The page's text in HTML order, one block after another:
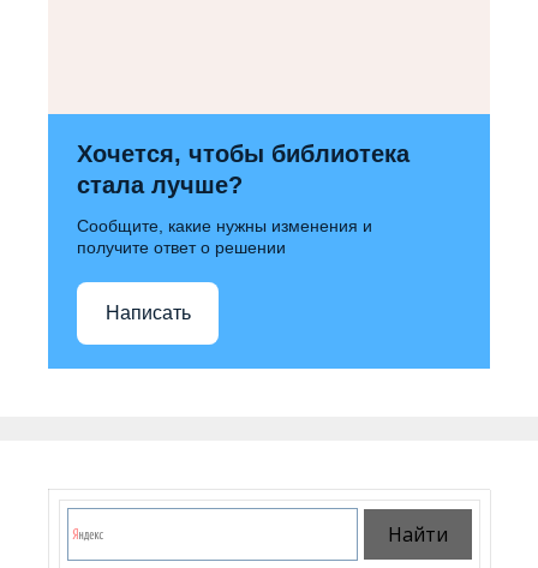
Хочется, чтобы библиотека
стала лучше?
Сообщите, какие нужны изменения и
получите ответ о решении
Написать